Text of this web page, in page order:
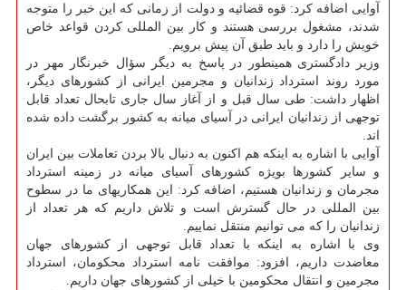
آوایی اضافه كرد: قوه قضائیه و دولت از زمانی كه این خبر را متوجه
شدند، مشغول بررسی هستند و كار بین المللی كردن قواعد خاص
خویش را دارد و باید طبق آن پیش برویم.
وزیر دادگستری همینطور در پاسخ به دیگر سؤال خبرنگار مهر در
مورد روند استرداد زندانیان و مجرمین ایرانی از كشورهای دیگر،
اظهار داشت: طی سال قبل و از آغاز سال جاری تابحال تعداد قابل
توجهی از زندانیان ایرانی در آسیای میانه به كشور برگشت داده شده
اند.
آوایی با اشاره به اینكه هم اكنون به دنبال بالا بردن تعاملات بین ایران
و سایر كشورها بویژه كشورهای آسیای میانه در زمینه استرداد
مجرمان و زندانیان هستیم، اضافه كرد: این همكاریهای ما در سطوح
بین المللی در حال گسترش است و تلاش داریم كه هر تعداد از
زندانیان را كه می توانیم منتقل نماییم.
وی با اشاره به اینكه با تعداد قابل توجهی از كشورهای جهان
معاضدت داریم، افزود: موافقت نامه استرداد محكومان، استرداد
مجرمین و انتقال محكومین با خیلی از كشورهای جهان داریم.